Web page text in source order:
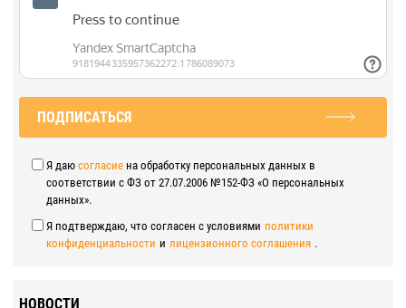
ПОДПИСАТЬСЯ
Я даю согласие на обработку персональных данных в
соответствии с ФЗ от 27.07.2006 №152-ФЗ «О персональных
данных».
Я подтверждаю, что согласен с условиями политики
конфиденциальности и лицензионного соглашения .
НОВОСТИ